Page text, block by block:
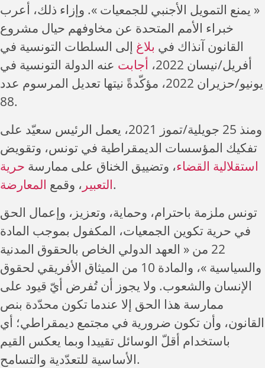
« يمنع التمويل الأجنبي للجمعيات ». وإزاء ذلك، أعرب
خبراء الأمم المتحدة عن مخاوفهم حيال مشروع
القانون آنذاك في بلاغ إلى السلطات التونسية في
أفريل/نيسان 2022،
أجابت عنه الدولة التونسية في
يونيو/حزيران 2022، مؤكّدةً نيتها تعديل المرسوم عدد
88.
ومنذ 25 جويلية/تموز 2021، يعمل الرئيس سعيّد على
تفكيك المؤسسات الديمقراطية في تونس، وتقويض
استقلالية القضاء، وتضييق الخناق على ممارسة حرية
التعبير ، وقمع المعارضة
.
تونس ملزمة باحترام، وحماية، وتعزيز، وإعمال الحق
في حرية تكوين الجمعيات، المكفول بموجب المادة
22 من « العهد الدولي الخاص بالحقوق المدنية
والسياسية »، والمادة 10 من الميثاق الأفريقي لحقوق
الإنسان والشعوب. ولا يجوز أن تُفرض أيّ قيود على
ممارسة هذا الحق إلا عندما تكون محدّدة بنص
القانون، وأن تكون ضرورية في مجتمع ديمقراطي؛ أي
باستخدام أقلّ الوسائل تقييدا وبما يعكس القيم
الأساسية للتعدّدية والتسامح.